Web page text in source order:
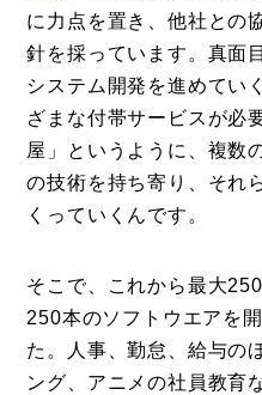
に力点を置き、他社との
針を採っています。真面
システム開発を進めてい
ざまな付帯サービスが必
屋」というように、複数
の技術を持ち寄り、それ
くっていくんです。
そこで、これから最大
250本のソフトウエアを
た。人事、勤怠、給与の
ング、アニメの社員教育